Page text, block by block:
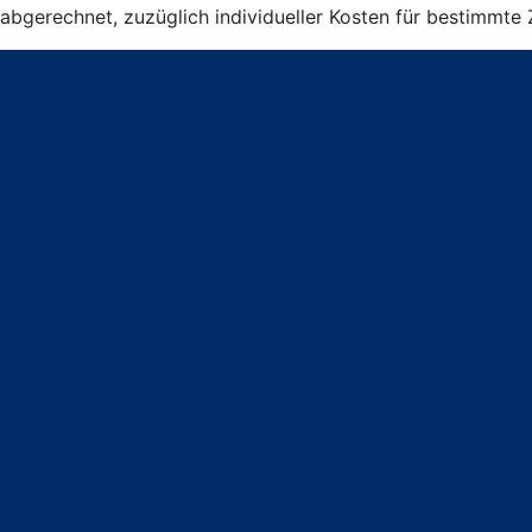
abgerechnet, zuzüglich individueller Kosten für bestimmte